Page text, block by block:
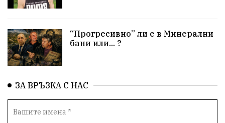
МВР вода
ЗаедноМожемПовече Село Динево Акция
РИОСВ МОСВ
“Прогресивно” ли е в Минерални
бани или... ?
ЗА ВРЪЗКА С НАС